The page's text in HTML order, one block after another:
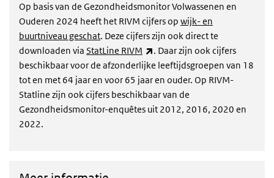
Op basis van de Gezondheidsmonitor Volwassenen en
Ouderen 2024 heeft het RIVM cijfers op wijk- en
buurtniveau geschat. Deze cijfers zijn ook direct te
downloaden via StatLine RIVM (externe link)
. Daar zijn ook cijfers
beschikbaar voor de afzonderlijke leeftijdsgroepen van 18
tot en met 64 jaar en voor 65 jaar en ouder. Op RIVM-
Statline zijn ook cijfers beschikbaar van de
Gezondheidsmonitor-enquêtes uit 2012, 2016, 2020 en
2022.